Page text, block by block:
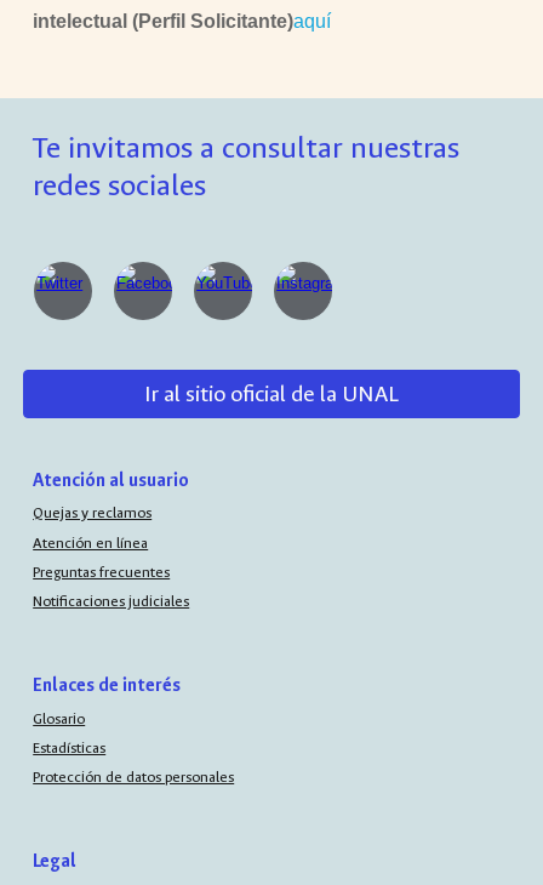
intelectual (Perfil Solicitante)aquí
Te invitamos a consultar nuestras
redes sociales
Ir al sitio oficial de la UNAL
Atención al usuario
Quejas y reclamos
Atención en línea
Preguntas frecuentes
Notificaciones judiciales
Enlaces de interés
Glosario
Estadísticas
Protección de datos personales
Legal